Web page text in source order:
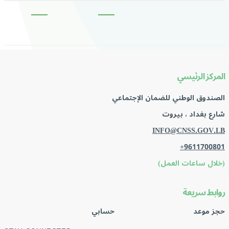
المركز الرئيسي
الصندوق الوطني للضمان الإجتماعي
شارع بغداد ، بيروت
INFO@CNSS.GOV.LB
+9611700801
(خلال ساعات العمل)
روابط سريعة
حجز موعد حسابي